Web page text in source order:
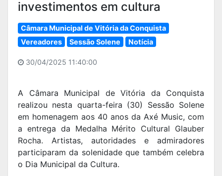
investimentos em cultura
Câmara Municipal de Vitória da Conquista
Vereadores
Sessão Solene Notícia
30/04/2025 11:40:00
A Câmara Municipal de Vitória da Conquista
realizou nesta quarta-feira (30) Sessão Solene
em homenagem aos 40 anos da Axé Music, com
a entrega da Medalha Mérito Cultural Glauber
Rocha. Artistas, autoridades e admiradores
participaram da solenidade que também celebra
o Dia Municipal da Cultura.